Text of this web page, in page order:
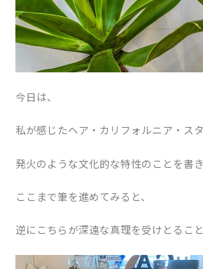
今日は、
私が感じたヘア・カリフォルニア・スタ
発火のような文化的な特性のことを書き
ここまで筆を進めてみると、
逆にこちらが深遠な真理を受けとること